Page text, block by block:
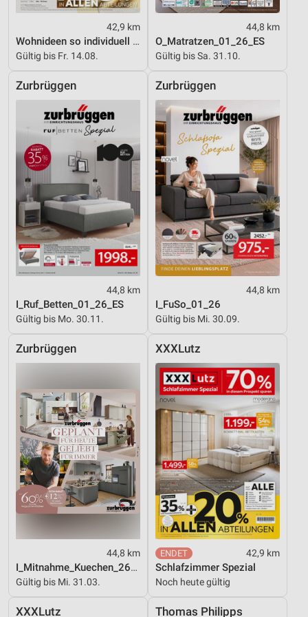
42,9 km
Wohnideen so individuell wie du!
Gültig bis Fr. 14.08.
44,8 km
O_Matratzen_01_26_ES
Gültig bis Sa. 31.10.
Zurbrüggen
44,8 km
I_Ruf_Betten_01_26_ES
Gültig bis Mo. 30.11.
Zurbrüggen
44,8 km
I_FuSo_01_26
Gültig bis Mi. 30.09.
Zurbrüggen
44,8 km
I_Mitnahme_Kuechen_26_ES
Gültig bis Mi. 31.03.
XXXLutz
42,9 km
Schlafzimmer Spezial
Noch heute gültig
XXXLutz Thomas Philipps
Messung der Performance von Inhalten
Analyse von Zielgruppen durch Statistiken oder
Kombinationen von Daten aus verschiedenen
Quellen
Entwicklung und Verbesserung der Angebote
Verwendung reduzierter Daten zur Auswahl von
Inhalten
IAB-Besonderheiten:
Verwendung genauer Standortdaten
Geräte anhand von aktiv angeforderten
Informationen identifizieren
Nicht-IAB-Verarbeitungszwecke:
Notwendig
Funktional
Werbung